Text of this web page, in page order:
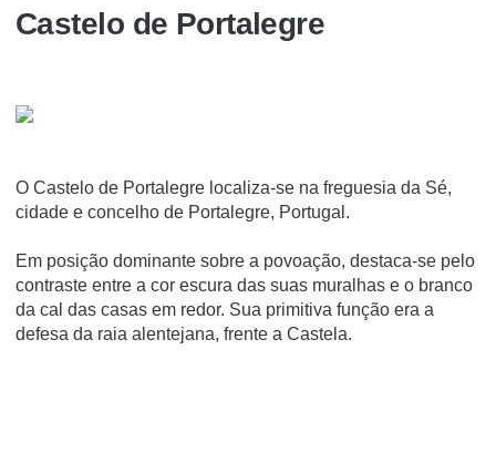
Castelo de Portalegre
O Castelo de Portalegre localiza-se na freguesia da Sé,
cidade e concelho de Portalegre, Portugal.
Em posição dominante sobre a povoação, destaca-se pelo
contraste entre a cor escura das suas muralhas e o branco
da cal das casas em redor. Sua primitiva função era a
defesa da raia alentejana, frente a Castela.